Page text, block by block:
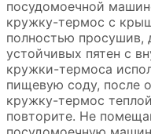
посудомоечной
кружку-термос с
полностью просушив,
устойчивых пятен с
кружки-термоса
пищевую соду, после
кружку-термос
повторите. Не